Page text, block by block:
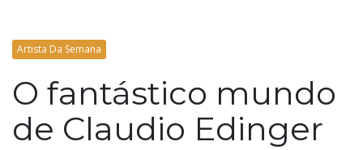
Artista Da Semana
O fantástico mundo
de Claudio Edinger